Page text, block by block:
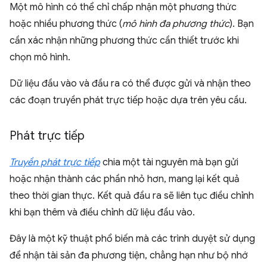
Một mô hình có thể chỉ chấp nhận một phương thức
hoặc nhiều phương thức (mô hình đa phương thức). Bạn
cần xác nhận những phương thức cần thiết trước khi
chọn mô hình.
Dữ liệu đầu vào và đầu ra có thể được gửi và nhận theo
các đoạn truyền phát trực tiếp hoặc dựa trên yêu cầu.
Phát trực tiếp
Truyền phát trực tiếpchia một tài nguyên mà bạn gửi
hoặc nhận thành các phần nhỏ hơn, mang lại kết quả
theo thời gian thực. Kết quả đầu ra sẽ liên tục điều chỉnh
khi bạn thêm và điều chỉnh dữ liệu đầu vào.
Đây là một kỹ thuật phổ biến mà các trình duyệt sử dụng
để nhận tài sản đa phương tiện, chẳng hạn như bộ nhớ